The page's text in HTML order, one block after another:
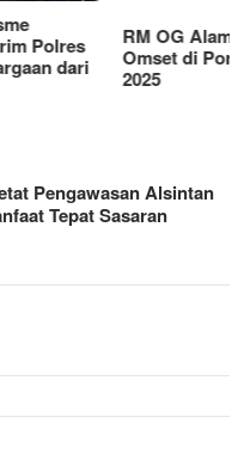
OG Alami Kenaikan
di Porprov IX Jatim
Pengawasan Alsintan
Tepat Sasaran